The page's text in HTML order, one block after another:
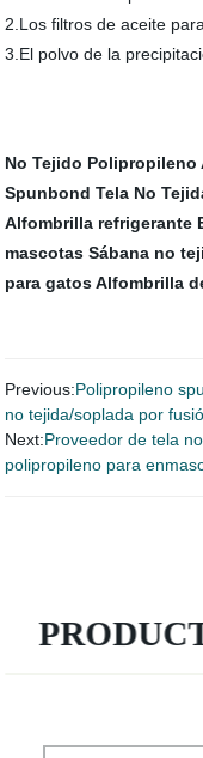
2.Los filtros de aceite
3.El polvo de la
No Tejido Polipropileno
Spunbond Tela No
Alfombrilla refrigerante
mascotas Sábana no
para gatos Alfombrilla
Previous:Polipropileno
no tejida/soplada por
Next:Proveedor de tela
polipropileno para